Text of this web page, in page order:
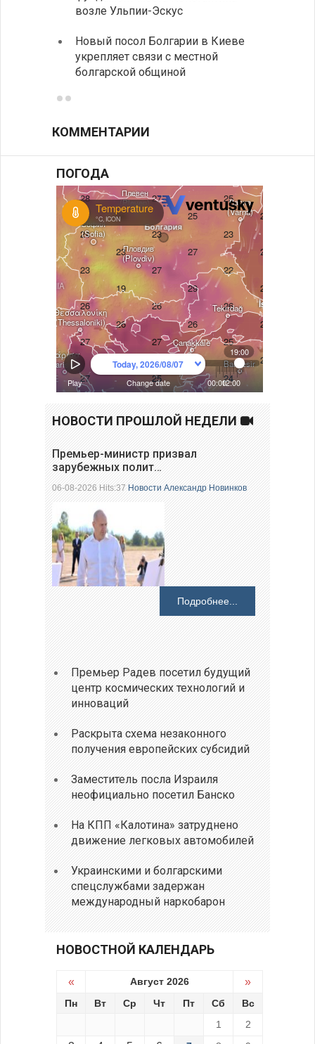
возле Ульпии-Эскус
Новый посол Болгарии в Киеве
укрепляет связи с местной
болгарской общиной
КОММЕНТАРИИ
ПОГОДА
НОВОСТИ ПРОШЛОЙ НЕДЕЛИ
Премьер-министр призвал
зарубежных полит…
06-08-2026 Hits:37Новости Александр Новинков
Подробнее...
Премьер Радев посетил будущий
центр космических технологий и
инноваций
Раскрыта схема незаконного
получения европейских субсидий
Заместитель посла Израиля
неофициально посетил Банско
На КПП «Калотина» затруднено
движение легковых автомобилей
Украинскими и болгарскими
спецслужбами задержан
международный наркобарон
НОВОСТНОЙ КАЛЕНДАРЬ
« Август 2026 »
Пн Вт Ср Чт Пт Сб
Вс
1
2